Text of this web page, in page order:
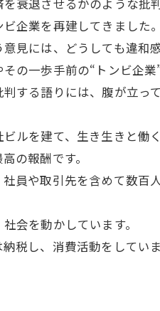
衰退させるかのような批
企業を再建してきました。
見には、どうしても違和感
の一歩手前の“トンビ企業”
する語りには、腹が立って
ルを建て、生き生きと働
の報酬です。
員や取引先を含めて数百
会を動かしています。
税し、消費活動をしていま